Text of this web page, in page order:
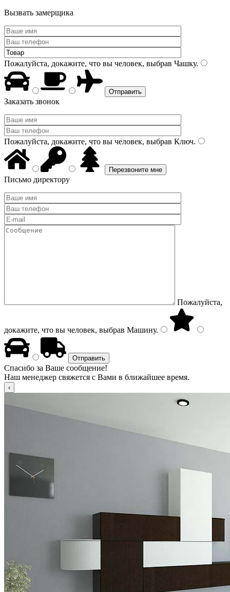
Вызвать замерщика
Пожалуйста, докажите, что вы человек, выбрав Чашку.
Заказать звонок
Пожалуйста, докажите, что вы человек, выбрав Ключ.
Письмо директору
Пожалуйста,
докажите, что вы человек, выбрав Машину.
Спасибо за Ваше сообщение!
Наш менеджер свяжется с Вами в ближайшее время.